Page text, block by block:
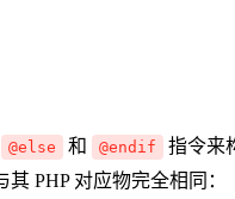
@else 和 @endif
指令来
PHP 对应物完全相同：